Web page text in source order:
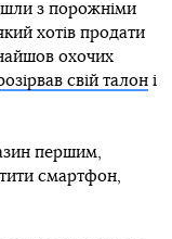
з порожніми
хотів продати
охочих
свій талон і
першим,
смартфон,